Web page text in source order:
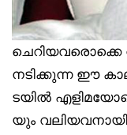
ചെറിയവരൊക്കെ
നടിക്കുന്ന ഈ
ടയിൽ
യും